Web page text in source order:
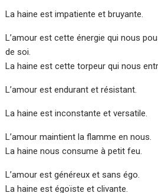
La haine est impatiente et bruyante.
L’amour est cette énergie qui nous
de soi.
La haine est cette torpeur qui nous
L’amour est endurant et résistant.
La haine est inconstante et versatile.
L’amour maintient la flamme en nous.
La haine nous consume à petit feu.
L’amour est généreux et sans égo.
La haine est égoïste et clivante.